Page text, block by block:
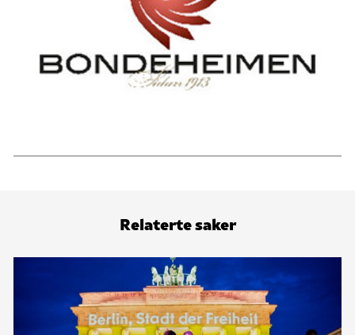
Relaterte saker